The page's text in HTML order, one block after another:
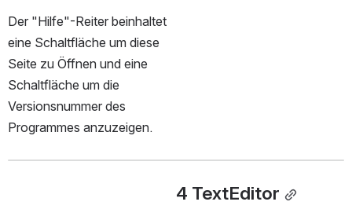
Der "Hilfe"-Reiter beinhaltet
eine Schaltfläche um diese
Seite zu Öffnen und eine
Schaltfläche um die
Versionsnummer des
Programmes anzuzeigen.
4 TextEditor